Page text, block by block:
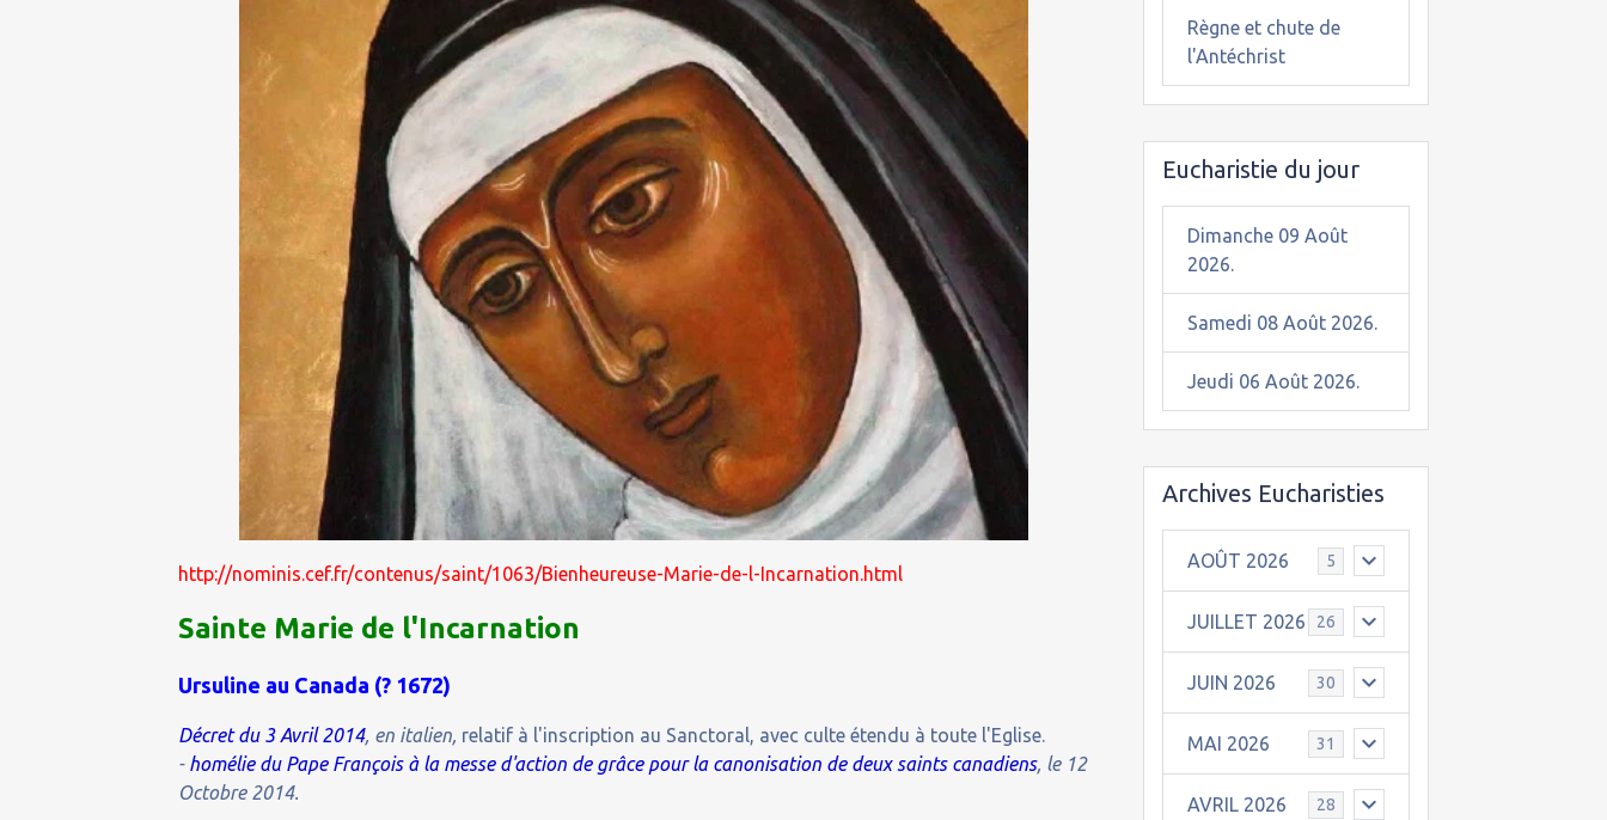
http://nominis.cef.fr/contenus/saint/1063/Bienheureuse-Marie-de-l-Incarnation.html
Sainte Marie de l'Incarnation
Ursuline au Canada (? 1672)
Décret du 3 Avril 2014, en italien, relatif à l'inscription au Sanctoral, avec culte étendu à toute l'Eglise.
- homélie du Pape François à la messe d'action de grâce pour la canonisation de deux saints canadiens, le 12
Octobre 2014.
Règne et chute de
l'Antéchrist
Eucharistie du jour
Dimanche 09 Août
2026.
Samedi 08 Août 2026.
Jeudi 06 Août 2026.
Archives Eucharisties
AOÛT 2026 5
JUILLET 2026 26
JUIN 2026 30
MAI 2026 31
AVRIL 2026 28